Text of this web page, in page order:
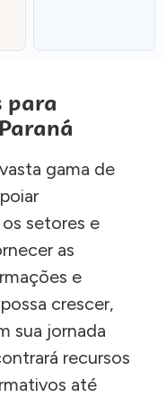
para
gama de
setores e
as
e
crescer,
sua jornada
recursos
até